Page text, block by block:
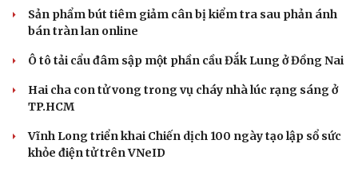
Sản phẩm bút tiêm giảm cân bị kiểm tra sau phản ánh
bán tràn lan online
Ô tô tải cẩu đâm sập một phần cầu Đắk Lung ở Đồng Nai
Hai cha con tử vong trong vụ cháy nhà lúc rạng sáng ở
TP.HCM
Vĩnh Long triển khai Chiến dịch 100 ngày tạo lập sổ sức
khỏe điện tử trên VNeID